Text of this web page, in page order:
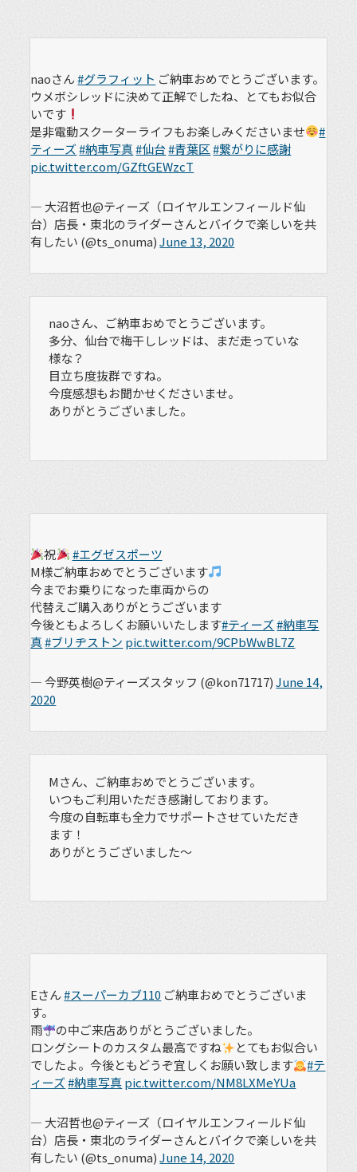
naoさん#グラフィット ご納車おめでとうございます。
ウメボシレッドに決めて正解でしたね、とてもお似合
いです
是非電動スクーターライフもお楽しみくださいませ
#
ティーズ#納車写真#仙台#青葉区 #繋がりに感謝
pic.twitter.com/GZftGEWzcT
— 大沼哲也@ティーズ（ロイヤルエンフィールド仙
台）店長・東北のライダーさんとバイクで楽しいを共
有したい (@ts_onuma)June 13, 2020
naoさん、ご納車おめでとうございます。
多分、仙台で梅干しレッドは、まだ走っていな
様な？
目立ち度抜群ですね。
今度感想もお聞かせくださいませ。
ありがとうございました。
祝
#エグゼスポーツ
M様ご納車おめでとうございます
今までお乗りになった車両からの
代替えご購入ありがとうございます
今後ともよろしくお願いいたします#ティーズ#納車写
真#ブリヂストン pic.twitter.com/9CPbWwBL7Z
— 今野英樹@ティーズスタッフ (@kon71717)June 14,
2020
Mさん、ご納車おめでとうございます。
いつもご利用いただき感謝しております。
今度の自転車も全力でサポートさせていただき
ます！
ありがとうございました〜
Eさん#スーパーカブ110 ご納車おめでとうございま
す。
雨
の中ご来店ありがとうございました。
ロングシートのカスタム最高ですね
とてもお似合い
でしたよ。今後ともどうぞ宜しくお願い致します
#テ
ィーズ#納車写真pic.twitter.com/NM8LXMeYUa
— 大沼哲也@ティーズ（ロイヤルエンフィールド仙
台）店長・東北のライダーさんとバイクで楽しいを共
有したい (@ts_onuma)June 14, 2020